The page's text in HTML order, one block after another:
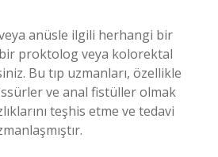
anüsle ilgili herhangi bir
proktolog veya kolorektal
Bu tıp uzmanları, özellikle
ve anal fistüller olmak
teşhis etme ve tedavi